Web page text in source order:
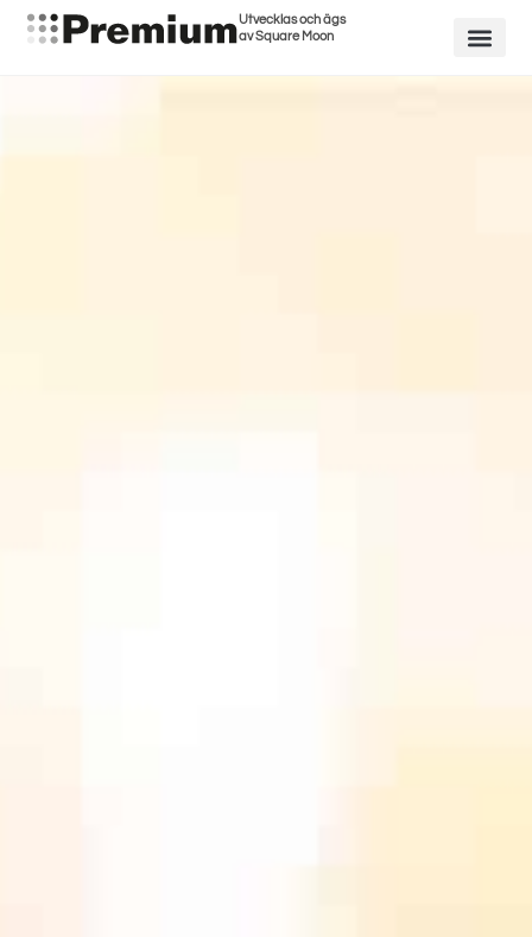
Utvecklas och ägs
av Square Moon